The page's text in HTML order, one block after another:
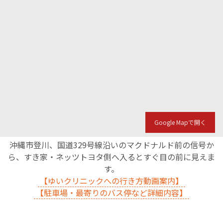
Google Mapで開く
沖縄市登川、国道329号線沿いのマクドナルド前の信号か
ら、すき家・ネッツトヨタ側へ入るとすぐ目の前に見えま
す。
【ゆいクリニックへの行き方動画案内】
【駐車場・最寄りのバス停など詳細内容】